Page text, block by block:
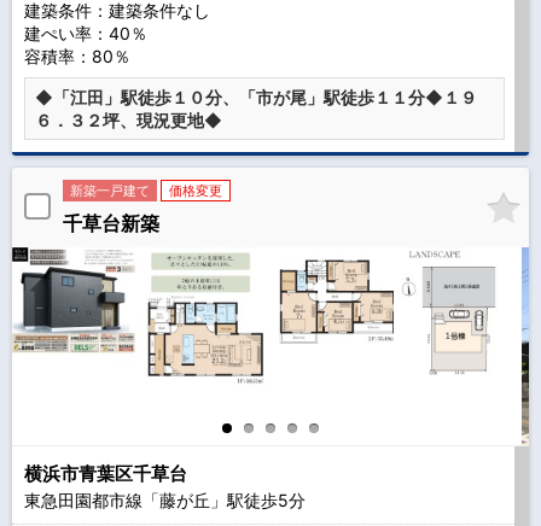
建築条件： 建築条件なし
建ぺい率：40％
容積率：80％
◆「江田」駅徒歩１０分、「市が尾」駅徒歩１１分◆１９
６．３２坪、現況更地◆
新築一戸建て 価格変更
千草台新築
横浜市青葉区千草台
東急田園都市線「藤が丘」駅徒歩5分